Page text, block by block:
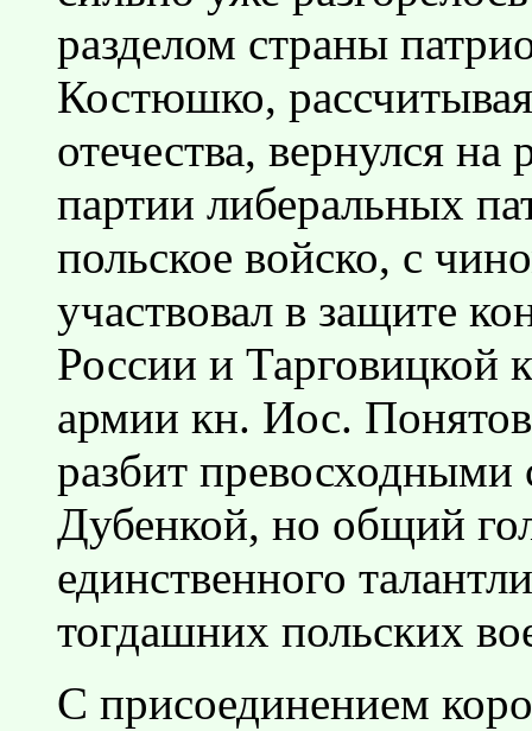
разделом страны
Костюшко,
отечества, вернулся
партии либеральных
польское войско, с
участвовал в защите
России и Тарговицкой
армии кн. Иос.
разбит превосходными
Дубенкой, но общий
единственного
тогдашних польских
С присоединением